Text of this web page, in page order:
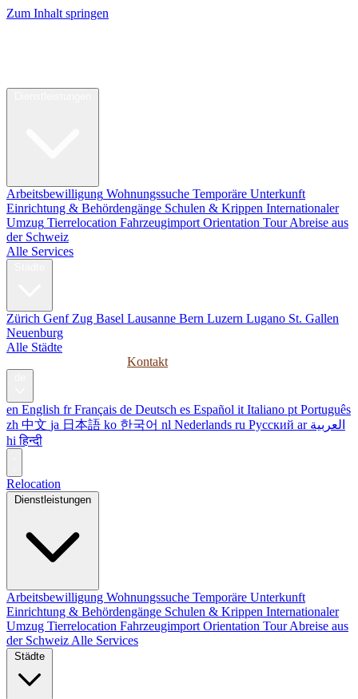
Zum Inhalt springen
Arbeitsbewilligung Wohnungssuche Temporäre Unterkunft
Einrichtung & Behördengänge Schulen & Krippen Internationaler
Umzug Tierrelocation Fahrzeugimport Orientation Tour Abreise aus
der Schweiz
Alle Services
Zürich Genf Zug Basel Lausanne Bern Luzern Lugano St. Gallen
Neuenburg
Alle Städte
Kontakt
en English fr Français de Deutsch es Español it Italiano pt Português
zh 中文 ja 日本語 ko 한국어 nl Nederlands ru Русский ar العربية
hi हिन्दी
Relocation
Dienstleistungen
Arbeitsbewilligung Wohnungssuche Temporäre Unterkunft
Einrichtung & Behördengänge Schulen & Krippen Internationaler
Umzug Tierrelocation Fahrzeugimport Orientation TourAbreise aus
der Schweiz Alle Services
Städte